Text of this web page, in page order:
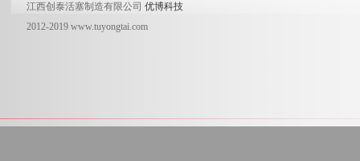
江西创泰活塞制造有限公司 优博科技
2012-2019 www.tuyongtai.com